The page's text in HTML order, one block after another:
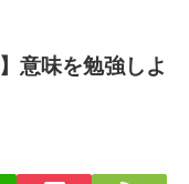
意味を勉強しよ